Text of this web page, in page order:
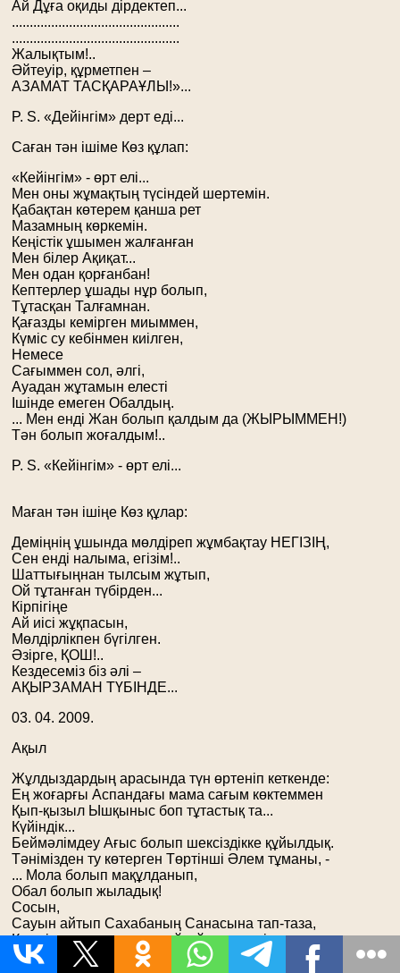
Ай Дұға оқиды дірдектеп...
...............................................
...............................................
Жалықтым!..
Әйтеуір, құрметпен –
АЗАМАТ ТАСҚАРАҰЛЫ!»...
P. S. «Дейінгім» дерт еді...
Саған тән ішіме Көз құлап:
«Кейінгім» - өрт елі...
Мен оны жұмақтың түсіндей шертемін.
Қабақтан көтерем қанша рет
Мазамның көркемін.
Кеңістік ұшымен жалғанған
Мен білер Ақиқат...
Мен одан қорғанбан!
Кептерлер ұшады нұр болып,
Тұтасқан Талғамнан.
Қағазды кемірген миыммен,
Күміс су кебінмен киілген,
Немесе
Сағыммен сол, әлгі,
Ауадан жұтамын елесті
Ішінде емеген Обалдың.
... Мен енді Жан болып қалдым да (ЖЫРЫММЕН!)
Тән болып жоғалдым!..
P. S. «Кейінгім» - өрт елі...
Маған тән ішіңе Көз құлар:
Деміңнің ұшында мөлдіреп жұмбақтау НЕГІЗІҢ,
Сен енді налыма, егізім!..
Шаттығыңнан тылсым жұтып,
Ой тұтанған түбірден...
Кірпігіңе
Ай иісі жұқпасын,
Мөлдірлікпен бүгілген.
Әзірге, ҚОШ!..
Кездесеміз біз әлі –
АҚЫРЗАМАН ТҮБІНДЕ...
03. 04. 2009.
Ақыл
Жұлдыздардың арасында түн өртеніп кеткенде:
Ең жоғарғы Аспандағы мама сағым көктеммен
Қып-қызыл Ышқыныс боп тұтастық та...
Күйіндік...
Беймәлімдеу Ағыс болып шексіздікке құйылдық.
Тәнімізден ту көтерген Төртінші Әлем тұманы, -
... Мола болып мақұлданып,
Обал болып жыладық!
Сосын,
Сауын айтып Сахабаның Санасына тап-таза,
Көкшіл сағым, қышқыл айқай, қара өмір, ақ қаза
Түріндегі Тілімізді серттеп бердік Тәңірге,